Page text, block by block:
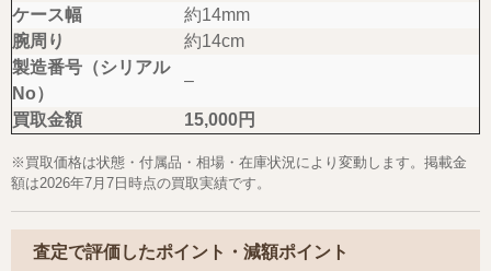
ケース幅
約14mm
腕周り
約14cm
製造番号（シリアル
No）
–
買取金額 15,000円
※買取価格は状態・付属品・相場・在庫状況により変動します。掲載金
額は2026年7月7日時点の買取実績です。
査定で評価したポイント・減額ポイント